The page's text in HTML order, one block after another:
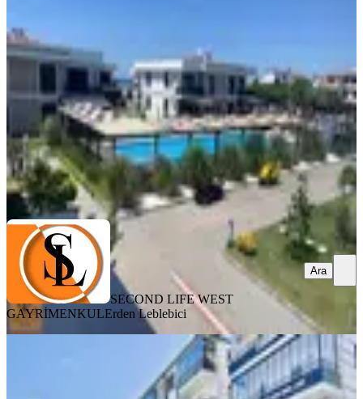
1+1
·55 m²·2. Kat ·05.08.2026
5.650.000 ₺
SECOND LIFE WEST GAYRİMENKUL Erden Leblebici
Ara
SECOND LIFE WEST
GAYRİMENKULErden Leblebici
Ara
Ayvalık Altınova Deniz Manzaralı 3+1
Acık Ferah Daire